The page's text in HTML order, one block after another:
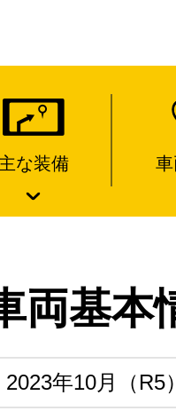
主な装備
両基本
2023年10月（R5